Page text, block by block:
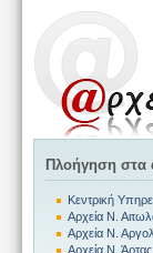
Πλοήγηση στα
Κεντρική
Αρχεία Ν.
Αρχεία Ν.
Αρχεία Ν. Άρτας